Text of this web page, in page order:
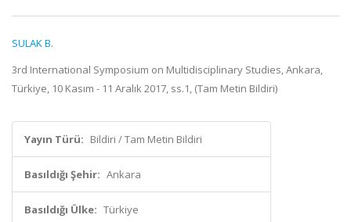
SULAK B.
3rd International Symposium on Multidisciplinary Studies, Ankara,
Türkiye, 10 Kasım - 11 Aralık 2017, ss.1, (Tam Metin Bildiri)
Yayın Türü: Bildiri / Tam Metin Bildiri
Basıldığı Şehir: Ankara
Basıldığı Ülke: Türkiye